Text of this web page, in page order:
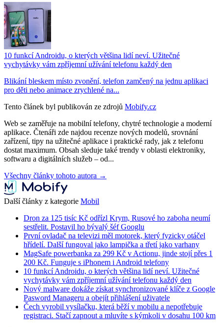
10 funkcí Androidu, o kterých většina lidí neví. Užitečné
vychytávky vám zpříjemní užívání telefonu každý den
Blikání bleskem místo zvonění, telefon zamčený na jednu aplikaci
pro děti nebo animace zrychlené na...
Tento článek byl publikován ze zdrojů Mobify.cz
Web se zaměřuje na mobilní telefony, chytré technologie a moderní
aplikace. Čtenáři zde najdou recenze nových modelů, srovnání
zařízení, tipy na užitečné aplikace i praktické rady, jak z telefonu
dostat maximum. Obsah sleduje také trendy v oblasti elektroniky,
softwaru a digitálních služeb – od...
Všechny články tohoto autora →
Další články z kategorie Mobil
Dron za 125 tisíc Kč odřízl Krym, Rusové ho zaboha neumí
sestřelit. Postavil ho bývalý šéf Googlu
První ovladač na televizi měl motorek, který fyzicky otáčel
hřídelí. Další fungoval jako lampička a třetí jako varhany
MagSafe powerbanka za 299 Kč v Actionu, jinde stojí přes 1
200 Kč. Funguje s iPhonem i Android telefony
10 funkcí Androidu, o kterých většina lidí neví. Užitečné
vychytávky vám zpříjemní užívání telefonu každý den
Nový malware dokáže získat synchronizované klíče z Google
Pasword Manageru a obejít přihlášení uživatele
Čech vyrobil vysílačku, která běží v mobilu a nepotřebuje
registraci. Stačí zapnout a mluvíte s kýmkoli v dosahu 100 km